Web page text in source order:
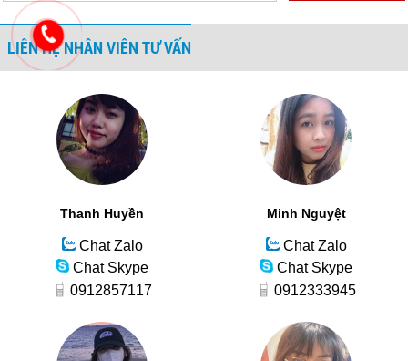
LIÊN HỆ NHÂN VIÊN TƯ VẤN
Thanh Huyền
Chat Zalo
Chat Skype
0912857117
Minh Nguyệt
Chat Zalo
Chat Skype
0912333945